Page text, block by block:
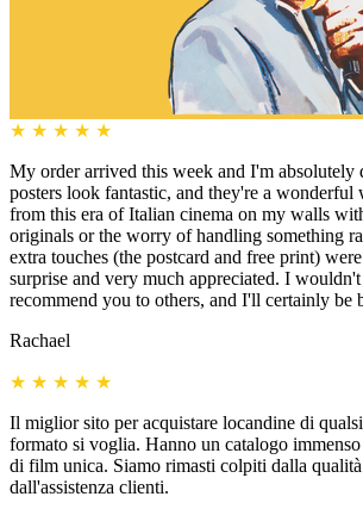
★ ★ ★ ★ ★
My order arrived this week and I'm
posters look fantastic, and they're a
from this era of Italian cinema on my walls
originals or the worry of handling something
extra touches (the postcard and free print)
surprise and very much appreciated. I wouldn't
recommend you to others, and I'll certainly be
Rachael
★ ★ ★ ★ ★
Il miglior sito per acquistare locandine di
formato si voglia. Hanno un catalogo
di film unica. Siamo rimasti colpiti dalla qualità
dall'assistenza clienti.